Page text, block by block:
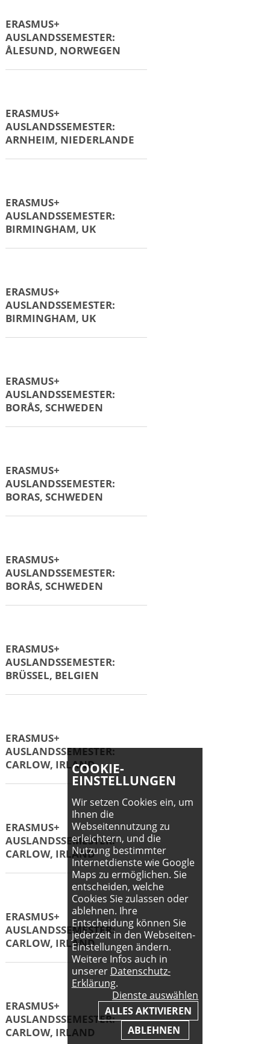
AUSLANDSPRAKTIKUM:
WIEN, ÖSTERREICH
AUSLANDSPRAKTIKUM:
ZAGREB, KROATIEN
AUSLANDSPRAKTIKUM:
ZAGREB, KROATIEN
AUSLANDSPRAKTIKUM:
ŠIBENIK, KROATIEN
AUSLANDSSEMESTER
BARCELONA, SPANIEN
AUSLANDSSEMESTER:
ÅLESUND, NORWEGEN
AUSLANDSSEMESTER:
ARNHEIM, NIEDERLANDE
AUSLANDSSEMESTER:
BIRMINGHAM, UK
AUSLANDSSEMESTER:
BIRMINGHAM, UK
AUSLANDSSEMESTER:
BORÅS, SCHWEDEN
AUSLANDSSEMESTER:
BORAS, SCHWEDEN
COOKIE-
EINSTELLUNGEN
Wir setzen Cookies ein, um
Ihnen die
Webseitennutzung zu
erleichtern, und die
Nutzung bestimmter
Internetdienste wie Google
Maps zu ermöglichen. Sie
entscheiden, welche
Cookies Sie zulassen oder
ablehnen. Ihre
Entscheidung können Sie
jederzeit in den Webseiten-
Einstellungen ändern.
Weitere Infos auch in
unserer Datenschutz-
Erklärung.
Dienste auswählen
ALLES AKTIVIEREN
ABLEHNEN